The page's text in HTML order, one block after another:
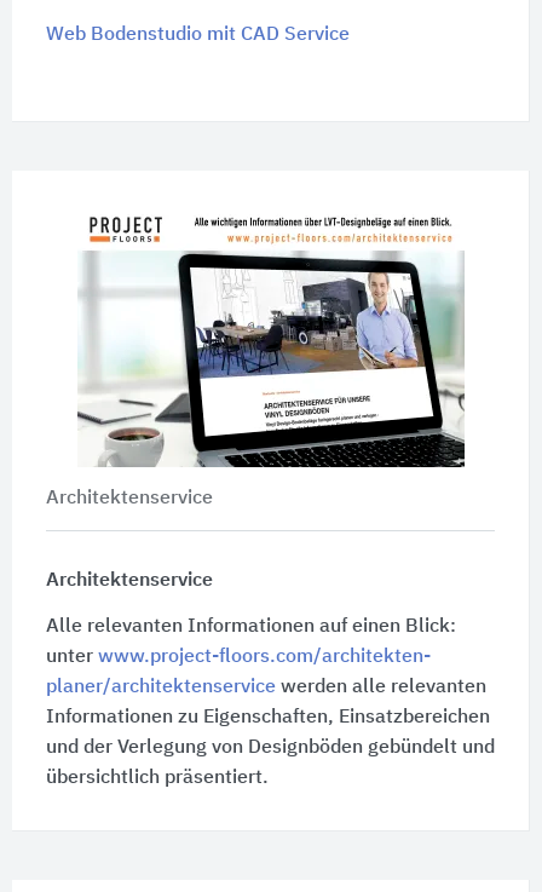
Web Bodenstudio mit CAD Service
Architektenservice
Architektenservice
Alle relevanten Informationen auf einen Blick:
unter www.project-floors.com/architekten-
planer/architektenservicewerden alle relevanten
Informationen zu Eigenschaften, Einsatzbereichen
und der Verlegung von Designböden gebündelt und
übersichtlich präsentiert.